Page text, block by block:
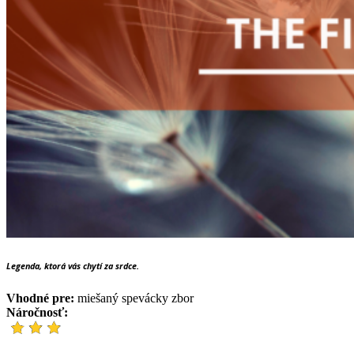
Legenda, ktorá vás chytí za srdce.
Vhodné pre: miešaný spevácky zbor
Náročnosť: